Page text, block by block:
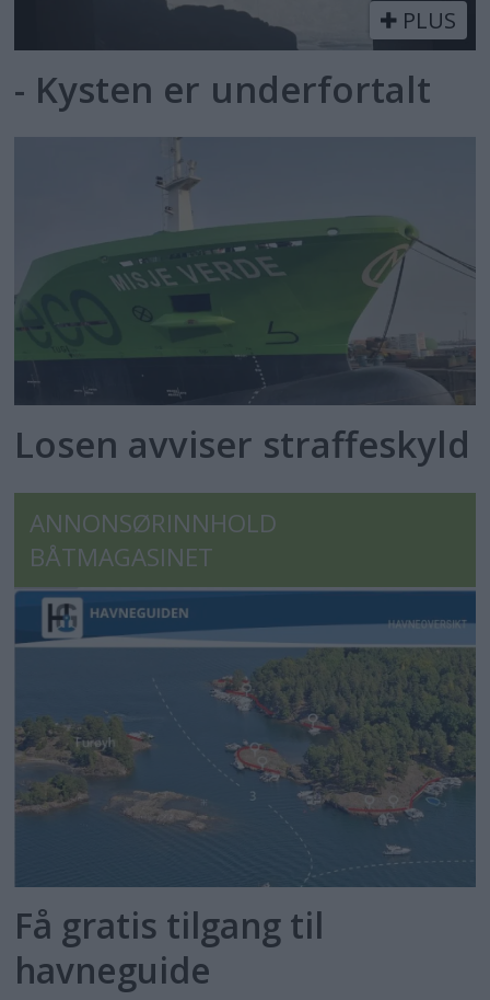
PLUS
- Kysten er underfortalt
Losen avviser straffeskyld
ANNONSØRINNHOLD
BÅTMAGASINET
Få gratis tilgang til
havneguide